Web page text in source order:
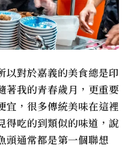
以對於嘉義的美食總是印
著我的青春歲月，更重要
宜，很多傳統美味在這裡
得吃的到類似的味道，說
頭通常都是第一個聯想